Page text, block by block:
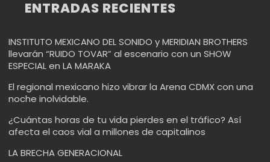
ENTRADAS RECIENTES
INSTITUTO MEXICANO DEL SONIDO y MERIDIAN BROTHERS
llevarán “RUIDO TOVAR” al escenario con un SHOW
ESPECIAL en LA MARAKA
El regional mexicano hizo vibrar la Arena CDMX con una
noche inolvidable.
¿Cuántas horas de tu vida pierdes en el tráfico? Así
afecta el caos vial a millones de capitalinos
LA BRECHA GENERACIONAL